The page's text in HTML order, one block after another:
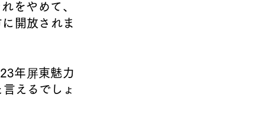
をやめて、
開放されま
年
屏東魅力
えるでしょ